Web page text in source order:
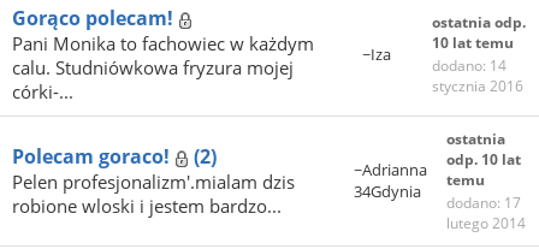
Gorąco polecam!
Pani Monika to fachowiec w każdym
calu. Studniówkowa fryzura mojej
córki-...
~Iza
ostatnia odp.
10 lat temu
dodano: 14
stycznia 2016
Polecam goraco! (2)
Pelen profesjonalizm'.mialam dzis
robione wloski i jestem bardzo...
~Adrianna
34Gdynia
ostatnia
odp. 10 lat
temu
dodano: 17
lutego 2014